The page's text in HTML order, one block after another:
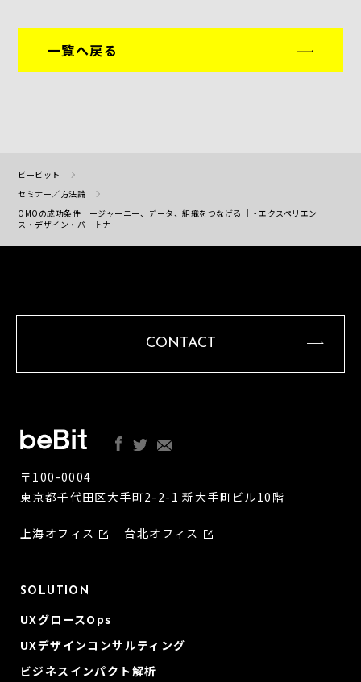
一覧へ戻る
ビービット
セミナー／方法論
OMOの成功条件 ージャーニー、データ、組織をつなげる ｜ - エクスペリエン
ス・デザイン・パートナー
CONTACT
〒100-0004
東京都千代田区大手町2-2-1 新大手町ビル10階
上海オフィス 台北オフィス
SOLUTION
UXグロースOps
UXデザインコンサルティング
ビジネスインパクト解析